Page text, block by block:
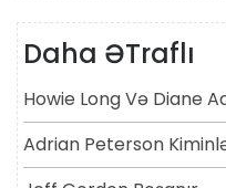
Daha ƏTraflı
Howie Long Və Diane
Adrian Peterson